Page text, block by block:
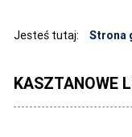
Jesteś tutaj: Strona
KASZTANOWE